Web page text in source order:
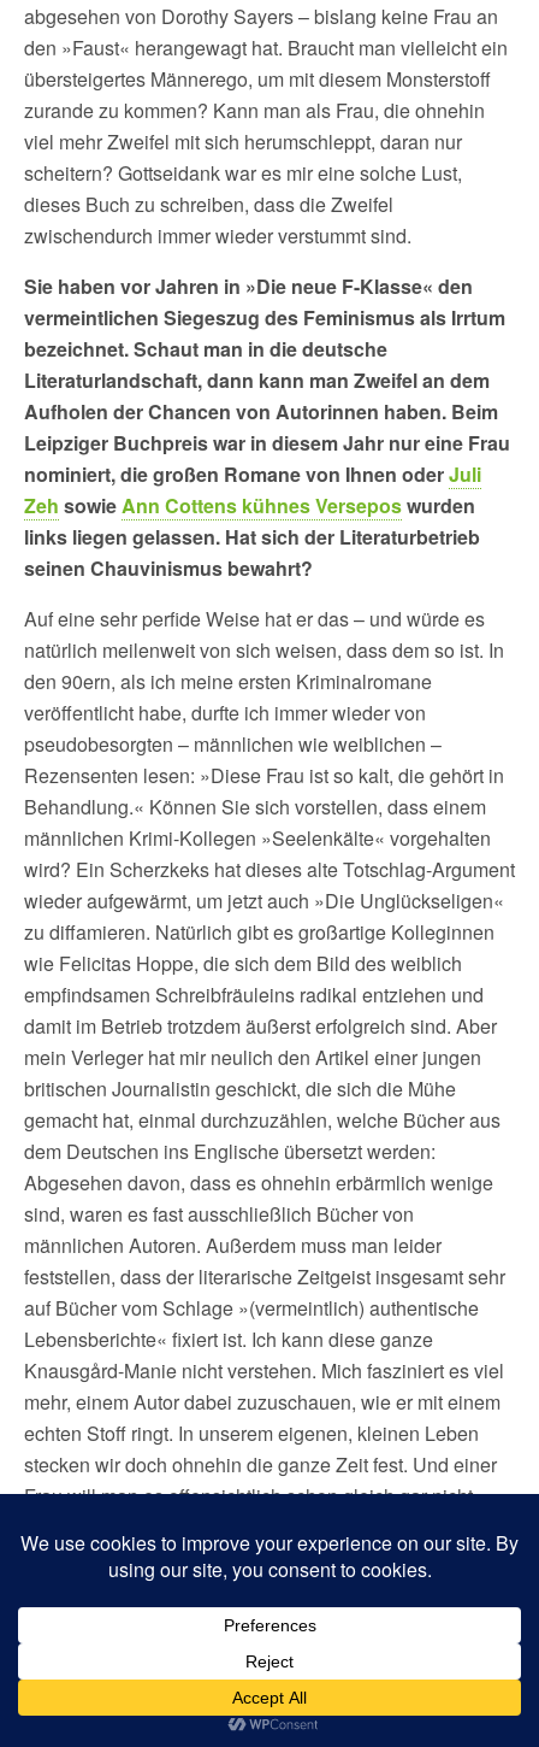
abgesehen von Dorothy Sayers – bislang keine Frau an
den »Faust« herangewagt hat. Braucht man vielleicht ein
übersteigertes Männerego, um mit diesem Monsterstoff
zurande zu kommen? Kann man als Frau, die ohnehin
viel mehr Zweifel mit sich herumschleppt, daran nur
scheitern? Gottseidank war es mir eine solche Lust,
dieses Buch zu schreiben, dass die Zweifel
zwischendurch immer wieder verstummt sind.
Sie haben vor Jahren in »Die neue F-Klasse« den
vermeintlichen Siegeszug des Feminismus als Irrtum
bezeichnet.Schaut man in die deutsche
Literaturlandschaft, dann kann man Zweifel an dem
Aufholen der Chancen von Autorinnen haben. Beim
Leipziger Buchpreis war in diesem Jahr nur eine Frau
nominiert, die großen Romane von Ihnen oderJuli
Zeh sowieAnn Cottens kühnes Verseposwurden
links liegen gelassen. Hat sich der Literaturbetrieb
seinen Chauvinismus bewahrt?
Auf eine sehr perfide Weise hat er das – und würde es
natürlich meilenweit von sich weisen, dass dem so ist. In
den 90ern, als ich meine ersten Kriminalromane
veröffentlicht habe, durfte ich immer wieder von
pseudobesorgten – männlichen wie weiblichen –
Rezensenten lesen: »Diese Frau ist so kalt, die gehört in
Behandlung.« Können Sie sich vorstellen, dass einem
männlichen Krimi-Kollegen »Seelenkälte« vorgehalten
wird? Ein Scherzkeks hat dieses alte Totschlag-Argument
wieder aufgewärmt, um jetzt auch »Die Unglückseligen«
zu diffamieren. Natürlich gibt es großartige Kolleginnen
wie Felicitas Hoppe, die sich dem Bild des weiblich
empfindsamen Schreibfräuleins radikal entziehen und
damit im Betrieb trotzdem äußerst erfolgreich sind. Aber
mein Verleger hat mir neulich den Artikel einer jungen
britischen Journalistin geschickt, die sich die Mühe
gemacht hat, einmal durchzuzählen, welche Bücher aus
dem Deutschen ins Englische übersetzt werden:
Abgesehen davon, dass es ohnehin erbärmlich wenige
sind, waren es fast ausschließlich Bücher von
männlichen Autoren. Außerdem muss man leider
feststellen, dass der literarische Zeitgeist insgesamt sehr
auf Bücher vom Schlage »(vermeintlich) authentische
Lebensberichte« fixiert ist. Ich kann diese ganze
Knausgård-Manie nicht verstehen. Mich fasziniert es viel
mehr, einem Autor dabei zuzuschauen, wie er mit einem
echten Stoff ringt. In unserem eigenen, kleinen Leben
stecken wir doch ohnehin die ganze Zeit fest. Und einer
Frau will man es offensichtlich schon gleich gar nicht
Alltagsbefindlichkeiten abstrahiert. Aber was soll’s? Als
Schriftsteller muss man so oder so ein ziemlicher
Häutungskünstler sein: Solange man am Schreibtisch
sitzt, dünnhäutig bis zur Dauerverletzlichkeit. Und sobald
das Werk draußen in der Welt ist, gilt’s, sich so schnell
wie möglich das dickste aller Felle zuzulegen. Sonst wird